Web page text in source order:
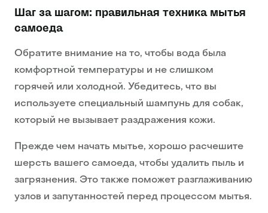
Шаг за шагом: правильная техника мытья
самоеда
Обратите внимание на то, чтобы вода была
комфортной температуры и не слишком
горячей или холодной. Убедитесь, что вы
используете специальный шампунь для собак,
который не вызывает раздражения кожи.
Прежде чем начать мытье, хорошо расчешите
шерсть вашего самоеда, чтобы удалить пыль и
загрязнения. Это также поможет разглаживанию
узлов и запутанностей перед процессом мытья.